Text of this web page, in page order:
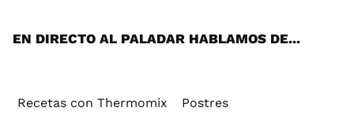
EN DIRECTO AL PALADAR HABLAMOS DE...
Recetas con Thermomix Postres